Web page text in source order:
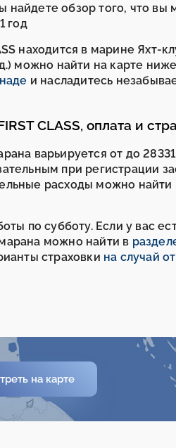
найдете обзор того, что
год
находится в марине Яхт-
можно найти на карте
и насладитесь
CLASS, оплата и
варьируется от до
при регистрации
расходы можно
по субботу. Если у вас
можно найти в
страховки на случай
на карте